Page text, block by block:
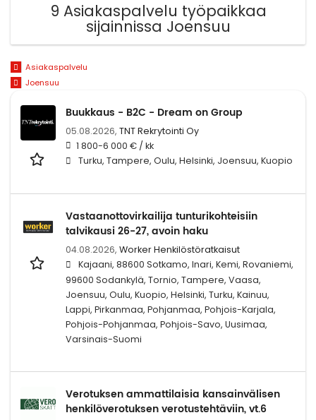
9 Asiakaspalvelu työpaikkaa
sijainnissa Joensuu
Asiakaspalvelu
Joensuu
Buukkaus - B2C - Dream on Group
05.08.2026, TNT Rekrytointi Oy
1 800-6 000 € / kk
Turku, Tampere, Oulu, Helsinki, Joensuu, Kuopio
Vastaanottovirkailija tunturikohteisiin
talvikausi 26-27, avoin haku
04.08.2026, Worker Henkilöstöratkaisut
Kajaani, 88600 Sotkamo, Inari, Kemi, Rovaniemi,
99600 Sodankylä, Tornio, Tampere, Vaasa,
Joensuu, Oulu, Kuopio, Helsinki, Turku, Kainuu,
Lappi, Pirkanmaa, Pohjanmaa, Pohjois-Karjala,
Pohjois-Pohjanmaa, Pohjois-Savo, Uusimaa,
Varsinais-Suomi
Verotuksen ammattilaisia kansainvälisen
henkilöverotuksen verotustehtäviin, vt.6